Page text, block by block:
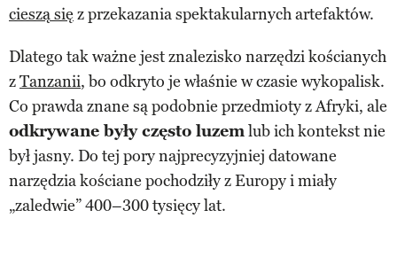
cieszą się z przekazania spektakularnych artefaktów.
Dlatego tak ważne jest znalezisko narzędzi kościanych
zTanzanii, bo odkryto je właśnie w czasie wykopalisk.
Co prawda znane są podobnie przedmioty z Afryki, ale
odkrywane były często luzemlub ich kontekst nie
był jasny. Do tej pory najprecyzyjniej datowane
narzędzia kościane pochodziły z Europy i miały
„zaledwie” 400–300 tysięcy lat.